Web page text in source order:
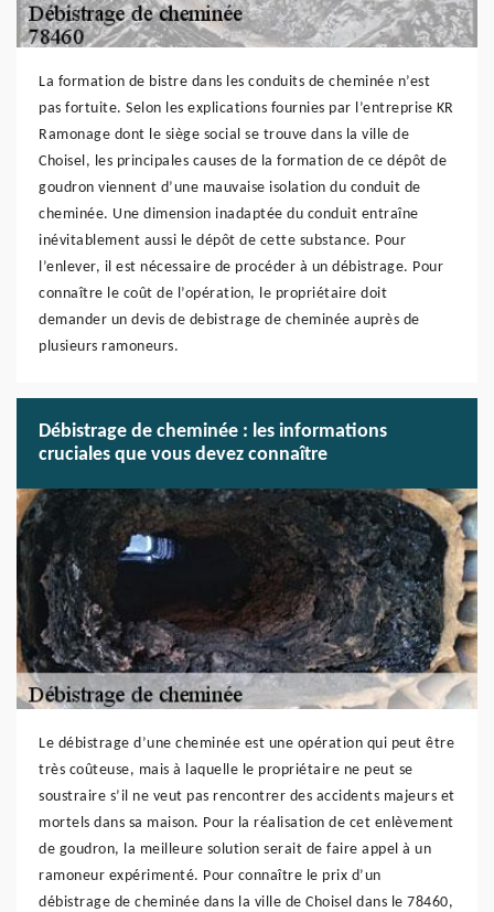
La formation de bistre dans les conduits de cheminée n’est
pas fortuite. Selon les explications fournies par l’entreprise KR
Ramonage dont le siège social se trouve dans la ville de
Choisel, les principales causes de la formation de ce dépôt de
goudron viennent d’une mauvaise isolation du conduit de
cheminée. Une dimension inadaptée du conduit entraîne
inévitablement aussi le dépôt de cette substance. Pour
l’enlever, il est nécessaire de procéder à un débistrage. Pour
connaître le coût de l’opération, le propriétaire doit
demander un devis de debistrage de cheminée auprès de
plusieurs ramoneurs.
Débistrage de cheminée : les informations
cruciales que vous devez connaître
Le débistrage d’une cheminée est une opération qui peut être
très coûteuse, mais à laquelle le propriétaire ne peut se
soustraire s’il ne veut pas rencontrer des accidents majeurs et
mortels dans sa maison. Pour la réalisation de cet enlèvement
de goudron, la meilleure solution serait de faire appel à un
ramoneur expérimenté. Pour connaître le prix d’un
débistrage de cheminée dans la ville de Choisel dans le 78460,